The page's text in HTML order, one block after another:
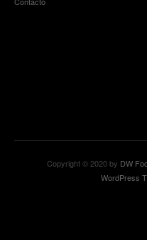
Copyright © 2020 by DW
WordPress